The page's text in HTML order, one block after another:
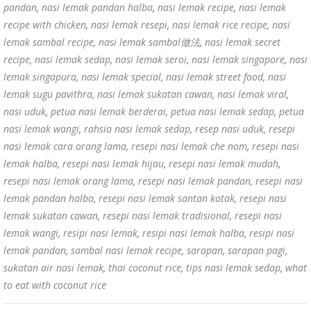
pandan, nasi lemak pandan halba, nasi lemak recipe, nasi lemak
recipe with chicken, nasi lemak resepi, nasi lemak rice recipe, nasi
lemak sambal recipe, nasi lemak sambal做法, nasi lemak secret
recipe, nasi lemak sedap, nasi lemak seroi, nasi lemak singapore, nasi
lemak singapura, nasi lemak special, nasi lemak street food, nasi
lemak sugu pavithra, nasi lemak sukatan cawan, nasi lemak viral,
nasi uduk, petua nasi lemak berderai, petua nasi lemak sedap, petua
nasi lemak wangi, rahsia nasi lemak sedap, resep nasi uduk, resepi
nasi lemak cara orang lama, resepi nasi lemak che nom, resepi nasi
lemak halba, resepi nasi lemak hijau, resepi nasi lemak mudah,
resepi nasi lemak orang lama, resepi nasi lemak pandan, resepi nasi
lemak pandan halba, resepi nasi lemak santan kotak, resepi nasi
lemak sukatan cawan, resepi nasi lemak tradisional, resepi nasi
lemak wangi, resipi nasi lemak, resipi nasi lemak halba, resipi nasi
lemak pandan, sambal nasi lemak recipe, sarapan, sarapan pagi,
sukatan air nasi lemak, thai coconut rice, tips nasi lemak sedap, what
to eat with coconut rice